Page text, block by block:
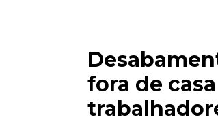
fora de